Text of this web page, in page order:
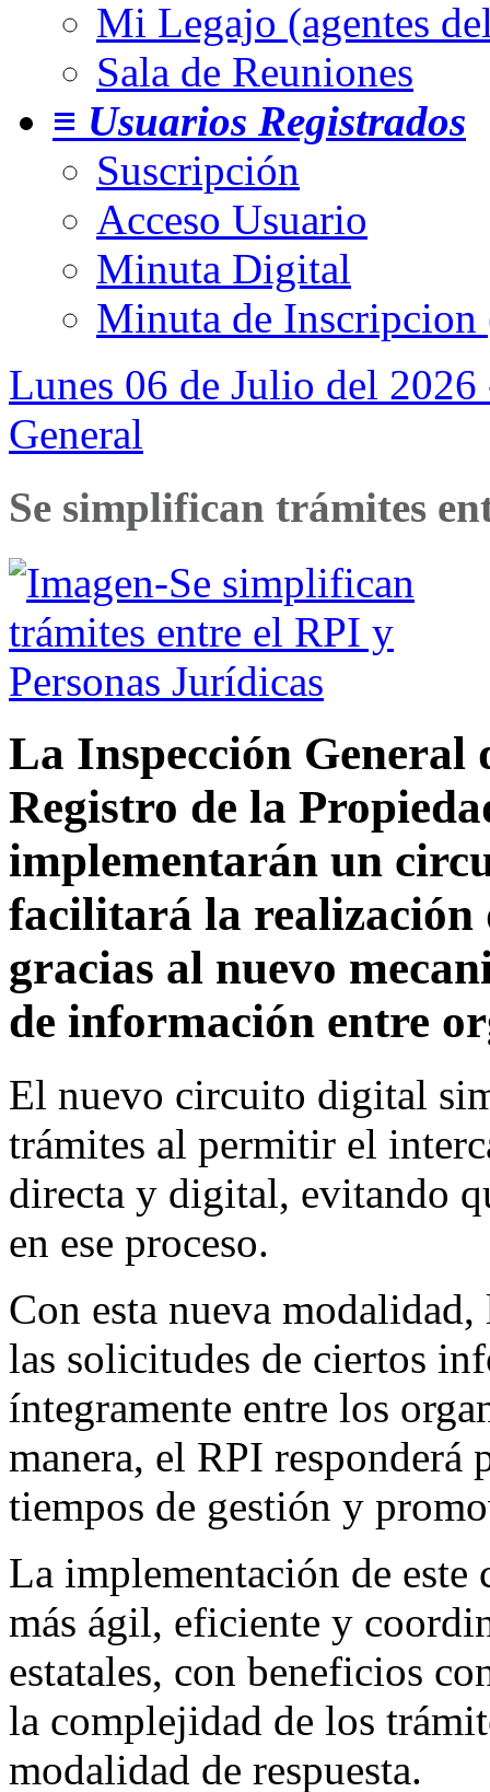
Mi Legajo (agentes
Sala de Reuniones
≡ Usuarios Registrados
Suscripción
Acceso Usuario
Minuta Digital
Minuta de Inscripcion
Lunes 06 de Julio del
General
Se simplifican trámites
La Inspección General
Registro de la
implementarán un
facilitará la realización
gracias al nuevo
de información entre
El nuevo circuito digital
trámites al permitir el
directa y digital, evitando
en ese proceso.
Con esta nueva
las solicitudes de ciertos
íntegramente entre los
manera, el RPI
tiempos de gestión y
La implementación de
más ágil, eficiente y
estatales, con beneficios
la complejidad de los
modalidad de respuesta.